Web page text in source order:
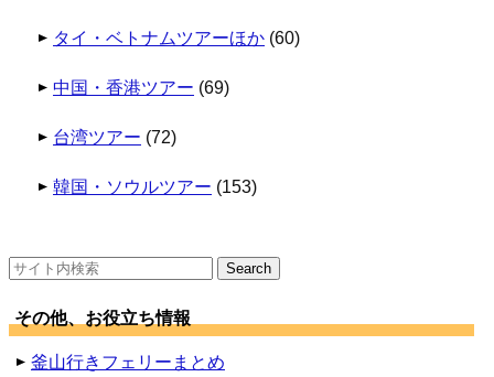
タイ・ベトナムツアーほか (60)
中国・香港ツアー (69)
台湾ツアー (72)
韓国・ソウルツアー (153)
検
その他、お役立ち情報
釜山行きフェリーまとめ